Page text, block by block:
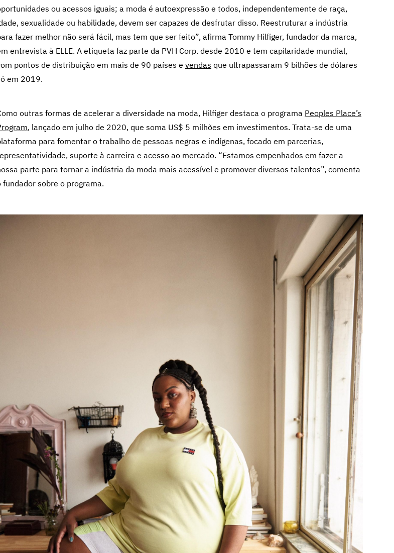
ou acessos iguais; a moda é autoexpressão e todos, independentemente de raça,
sexualidade ou habilidade, devem ser capazes de desfrutar disso. Reestruturar a indústria
fazer melhor não será fácil, mas tem que ser feito”, afirma Tommy Hilfiger, fundador da marca,
entrevista à ELLE. A etiqueta faz parte da PVH Corp. desde 2010 e tem capilaridade mundial,
pontos de distribuição em mais de 90 países e vendas que ultrapassaram 9 bilhões de dólares
em 2019.
outras formas de acelerar a diversidade na moda, Hilfiger destaca o programa Peoples Place’s
, lançado em julho de 2020, que soma US$ 5 milhões em investimentos. Trata-se de uma
para fomentar o trabalho de pessoas negras e indígenas, focado em parcerias,
suporte à carreira e acesso ao mercado. “Estamos empenhados em fazer a
parte para tornar a indústria da moda mais acessível e promover diversos talentos”, comenta
fundador sobre o programa.